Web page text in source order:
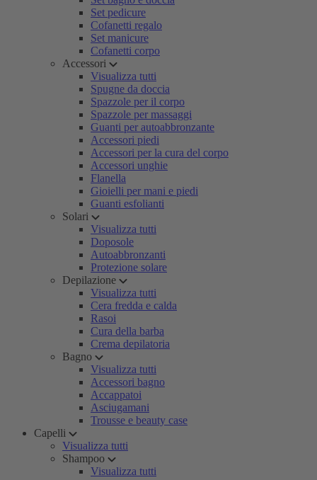
Set pedicure
Cofanetti regalo
Set manicure
Cofanetti corpo
Accessori
Visualizza tutti
Spugne da doccia
Spazzole per il corpo
Spazzole per massaggi
Guanti per autoabbronzante
Accessori piedi
Accessori per la cura del corpo
Accessori unghie
Flanella
Gioielli per mani e piedi
Guanti esfolianti
Solari
Visualizza tutti
Doposole
Autoabbronzanti
Protezione solare
Depilazione
Visualizza tutti
Cera fredda e calda
Rasoi
Cura della barba
Crema depilatoria
Bagno
Visualizza tutti
Accessori bagno
Accappatoi
Asciugamani
Trousse e beauty case
Capelli
Visualizza tutti
Shampoo
Visualizza tutti